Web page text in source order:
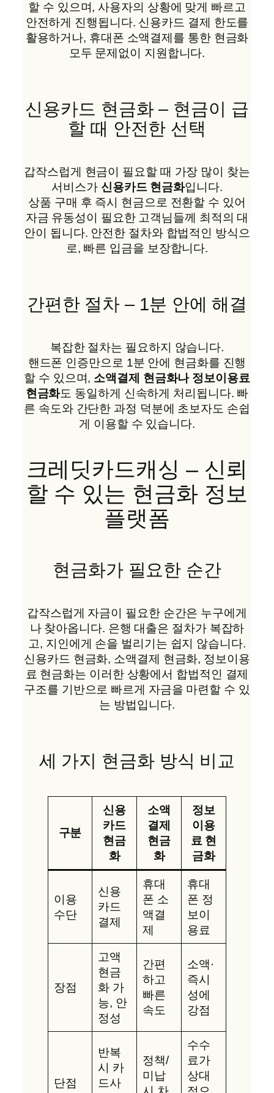
할 수 있으며, 사용자의 상황에 맞게 빠르고
안전하게 진행됩니다. 신용카드 결제 한도를
활용하거나, 휴대폰 소액결제를 통한 현금화
모두 문제없이 지원합니다.
신용카드 현금화 – 현금이 급
할 때 안전한 선택
갑작스럽게 현금이 필요할 때 가장 많이 찾는
서비스가 신용카드 현금화입니다.
상품 구매 후 즉시 현금으로 전환할 수 있어
자금 유동성이 필요한 고객님들께 최적의 대
안이 됩니다. 안전한 절차와 합법적인 방식으
로, 빠른 입금을 보장합니다.
간편한 절차 – 1분 안에 해결
복잡한 절차는 필요하지 않습니다.
핸드폰 인증만으로 1분 안에 현금화를 진행
할 수 있으며, 소액결제 현금화나 정보이용료
현금화도 동일하게 신속하게 처리됩니다. 빠
른 속도와 간단한 과정 덕분에 초보자도 손쉽
게 이용할 수 있습니다.
크레딧카드캐싱 – 신뢰
할 수 있는 현금화 정보
플랫폼
현금화가 필요한 순간
갑작스럽게 자금이 필요한 순간은 누구에게
나 찾아옵니다. 은행 대출은 절차가 복잡하
고, 지인에게 손을 벌리기는 쉽지 않습니다.
신용카드 현금화, 소액결제 현금화, 정보이용
료 현금화는 이러한 상황에서 합법적인 결제
구조를 기반으로 빠르게 자금을 마련할 수 있
는 방법입니다.
세 가지 현금화 방식 비교
구분
신용
카드
현금
화
소액
결제
현금
화
정보
이용
료 현
금화
이용
수단
신용
카드
결제
휴대
폰 소
액결
제
휴대
폰 정
보이
용료
장점
고액
현금
화 가
능, 안
정성
간편
하고
빠른
속도
소액·
즉시
성에
강점
단점
반복
시 카
드사
정책/
미납
수수
료가
상대